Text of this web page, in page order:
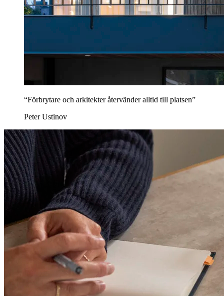
“Förbrytare och arkitekter återvänder alltid till platsen”
Peter Ustinov